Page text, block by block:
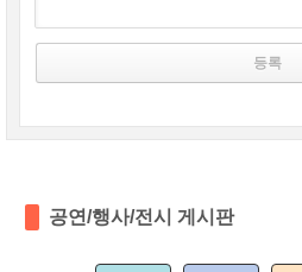
공연/행사/전시 게시판